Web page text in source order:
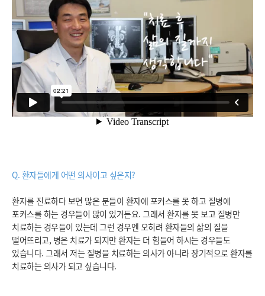
Q. 환자들에게 어떤 의사이고 싶은지?
환자를 진료하다 보면 많은 분들이 환자에 포커스를 못 하고 질병에
포커스를 하는 경우들이 많이 있거든요. 그래서 환자를 못 보고 질병만
치료하는 경우들이 있는데 그런 경우엔 오히려 환자들의 삶의 질을
떨어뜨리고, 병은 치료가 되지만 환자는 더 힘들어 하시는 경우들도
있습니다. 그래서 저는 질병을 치료하는 의사가 아니라 장기적으로 환자를
치료하는 의사가 되고 싶습니다.